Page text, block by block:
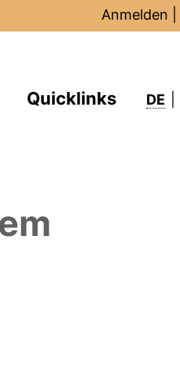
Anmelden
Quicklinks DE